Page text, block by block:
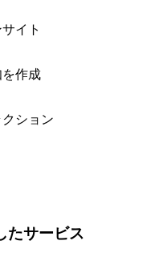
イト
作成
ション
たサービス